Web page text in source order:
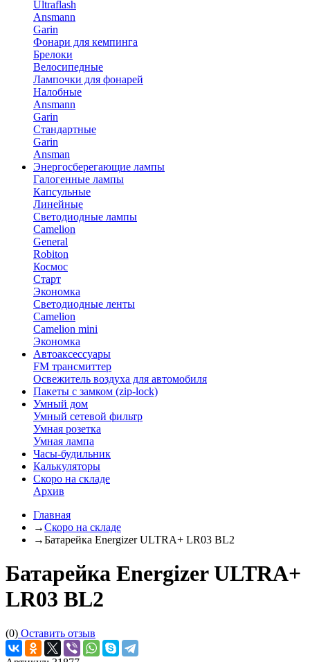
Ultraflash
Ansmann
Garin
Фонари для кемпинга
Брелоки
Велосипедные
Лампочки для фонарей
Налобные
Ansmann
Garin
Стандартные
Garin
Ansman
Энергосберегающие лампы
Галогенные лампы
Капсульные
Линейные
Светодиодные лампы
Camelion
General
Robiton
Космос
Старт
Экономка
Светодиодные ленты
Camelion
Camelion mini
Экономка
Автоаксессуары
FM трансмиттер
Освежитель воздуха для автомобиля
Пакеты с замком (zip-lock)
Умный дом
Умный сетевой фильтр
Умная розетка
Умная лампа
Часы-будильник
Калькуляторы
Скоро на складе
Архив
Главная
→Скоро на складе
→Батарейка Energizer ULTRA+ LR03 BL2
Батарейка Energizer ULTRA+
LR03 BL2
(0) Оставить отзыв